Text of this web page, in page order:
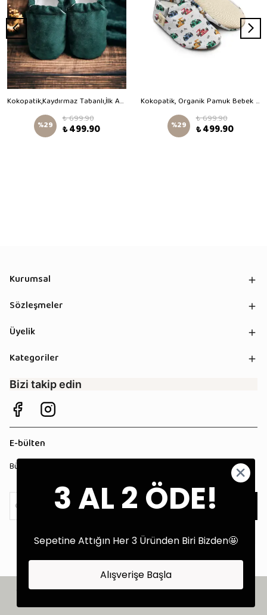
Kokopatik,Kaydırmaz Tabanlı,İlk Adım Ev Patiği,Organik Pamuk Astarlı,Terletmez,Üşütmez,Yeşil Kadife Patik
%29 ₺ 699.90
₺ 499.90
Kokopatik, Organik Pamuk Bebek Patiği,Kaydırmaz Taban,Yenidoğan Patik,Ev Kreş Ayakkabısı,Formula Desen Patik
%29 ₺ 699.90
₺ 499.90
Kurumsal
Sözleşmeler
Üyelik
Kategoriler
Bizi takip edin
E-bülten
Bültenimize kaydolun, tüm kampanyalardan anında haberdar olun!
©2025 Tüm Hakları Saklıdır - Tekstil Performans Pazarlama Ajansı:
Kokopatik
3 AL 2 ÖDE!
Sepetine Attığın Her 3 Üründen Biri Bizden🤩
Alışverişe Başla